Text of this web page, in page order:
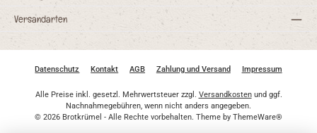
Versandarten
Datenschutz Kontakt AGB Zahlung und Versand Impressum
Alle Preise inkl. gesetzl. Mehrwertsteuer zzgl. Versandkostenund ggf.
Nachnahmegebühren, wenn nicht anders angegeben.
© 2026 Brotkrümel - Alle Rechte vorbehalten. Theme by ThemeWare®